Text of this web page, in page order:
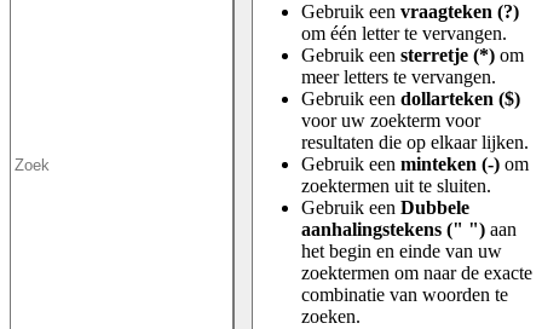
Gebruik een vraagteken (?)
om één letter te vervangen.
Gebruik een sterretje (*) om
meer letters te vervangen.
Gebruik een dollarteken ($)
voor uw zoekterm voor
resultaten die op elkaar lijken.
Gebruik een minteken (-) om
zoektermen uit te sluiten.
Gebruik een Dubbele
aanhalingstekens (" ") aan
het begin en einde van uw
zoektermen om naar de exacte
combinatie van woorden te
zoeken.